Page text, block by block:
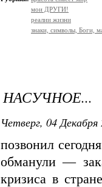
мои ДРУГИ!
реалии жизни
знаки, символы, Боги,
НАСУЧНОЕ...
Четверг, 04
позвонил
обманули —
кризиса в